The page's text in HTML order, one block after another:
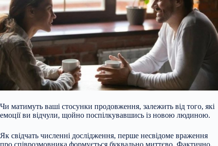
Чи матимуть ваші стосунки продовження, залежить від того, які
емоції ви відчули, щойно поспілкувавшись із новою людиною.
Як свідчать численні дослідження, перше несвідоме враження